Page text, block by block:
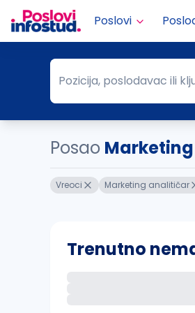
Poslovi
Pozicija, poslodavac ili
Pozicija, poslodavac ili
Posao
Vreoci Marketing analitičar
Trenutno